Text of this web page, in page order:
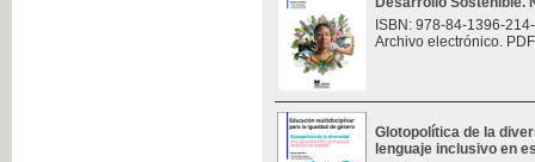
ISBN: 978-84-1396-
Archivo electrónico.
Glotopolítica de la
lenguaje inclusivo en